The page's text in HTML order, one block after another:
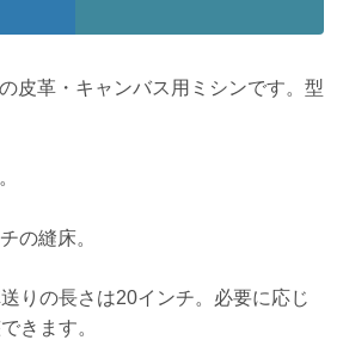
の皮革・キャンバス用ミシンです。型
の縫床。
りの長さは20インチ。必要に応じ
きます。